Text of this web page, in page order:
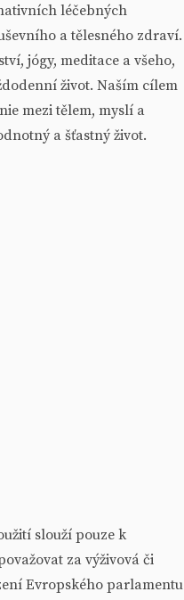
léčebných
a tělesného zdraví.
jógy, meditace a všeho,
život. Naším cílem
mezi tělem, myslí a
a šťastný život.
slouží pouze k
za výživová či
Evropského parlamentu